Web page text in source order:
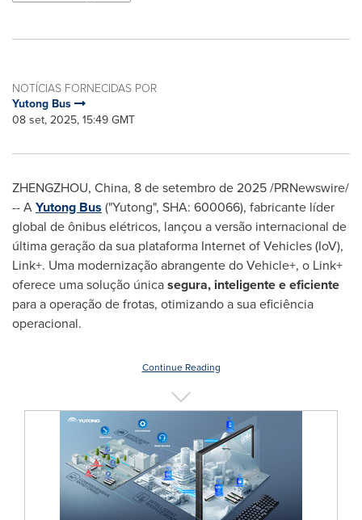
NOTÍCIAS FORNECIDAS POR
Yutong Bus
08 set, 2025, 15:49 GMT
ZHENGZHOU, China, 8 de setembro de 2025/PRNewswire/
-- AYutong Bus ("Yutong", SHA: 600066), fabricante líder
global de ônibus elétricos, lançou a versão internacional de
última geração da sua plataforma Internet of Vehicles (IoV),
Link+. Uma modernização abrangente do Vehicle+, o Link+
oferece uma solução únicasegura, inteligente e eficiente
para a operação de frotas, otimizando a sua eficiência
operacional.
Continue Reading